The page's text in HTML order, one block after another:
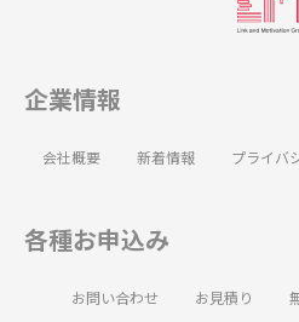
企業情報
会社概要 新着情報 プライバ
各種お申込み
お問い合わせ お見積り